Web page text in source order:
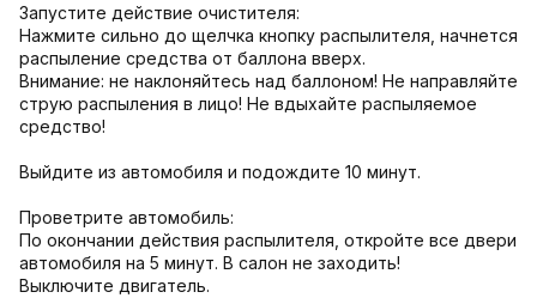
Запустите действие очистителя:
Нажмите сильно до щелчка кнопку распылителя, начнется
распыление средства от баллона вверх.
Внимание: не наклоняйтесь над баллоном! Не направляйте
струю распыления в лицо! Не вдыхайте распыляемое
средство!
Выйдите из автомобиля и подождите 10 минут.
Проветрите автомобиль:
По окончании действия распылителя, откройте все двери
автомобиля на 5 минут. В салон не заходить!
Выключите двигатель.